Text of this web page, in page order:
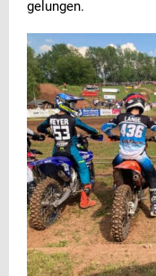
gelungen.